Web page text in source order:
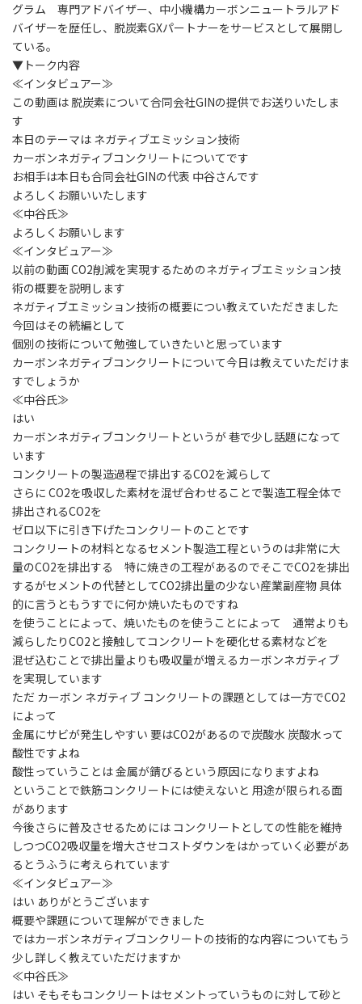
グラム 専門アドバイザー、中小機構カーボンニュートラルアド
バイザーを歴任し、脱炭素GXパートナーをサービスとして展開し
ている。
▼トーク内容
≪インタビュアー≫
この動画は 脱炭素について合同会社GINの提供でお送りいたしま
す
本日のテーマは ネガティブエミッション技術
カーボンネガティブコンクリートについてです
お相手は本日も合同会社GINの代表 中谷さんです
よろしくお願いいたします
≪中谷氏≫
よろしくお願いします
≪インタビュアー≫
以前の動画 CO2削減を実現するためのネガティブエミッション技
術の概要を説明します
ネガティブエミッション技術の概要につい教えていただきました
今回はその続編として
個別の技術について勉強していきたいと思っています
カーボンネガティブコンクリートについて今日は教えていただけま
すでしょうか
≪中谷氏≫
はい
カーボンネガティブコンクリートというが 巷で少し話題になって
います
コンクリートの製造過程で排出するCO2を減らして
さらに CO2を吸収した素材を混ぜ合わせることで製造工程全体で
排出されるCO2を
ゼロ以下に引き下げたコンクリートのことです
コンクリートの材料となるセメント製造工程というのは非常に大
量のCO2を排出する 特に焼きの工程があるのでそこでCO2を排出
するがセメントの代替としてCO2排出量の少ない産業副産物 具体
的に言うともうすでに何か焼いたものですね
を使うことによって、焼いたものを使うことによって 通常よりも
減らしたりCO2と接触してコンクリートを硬化せる素材などを
混ぜ込むことで排出量よりも吸収量が増えるカーボンネガティブ
を実現しています
ただ カーボン ネガティブ コンクリートの課題としては一方でCO2
によって
金属にサビが発生しやすい 要はCO2があるので炭酸水 炭酸水って
酸性ですよね
酸性っていうことは 金属が錆びるという原因になりますよね
ということで鉄筋コンクリートには使えないと 用途が限られる面
があります
今後さらに普及させるためには コンクリートとしての性能を維持
しつつCO2吸収量を増大させコストダウンをはかっていく必要があ
るとうふうに考えられています
≪インタビュアー≫
はい ありがとうございます
概要や課題について理解ができました
ではカーボンネガティブコンクリートの技術的な内容についてもう
少し詳しく教えていただけますか
≪中谷氏≫
はい そもそもコンクリートはセメントっていうものに対して砂と